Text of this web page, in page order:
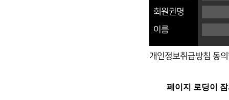
회원권명
이름
개인정보취급방침 동